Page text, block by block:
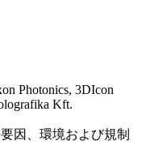
Photonics, 3DIcon
Kft.
因、環境および規制